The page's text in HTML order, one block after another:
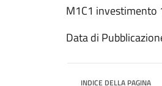
M1C1 investimento
Data di
INDICE DELLA PAGINA